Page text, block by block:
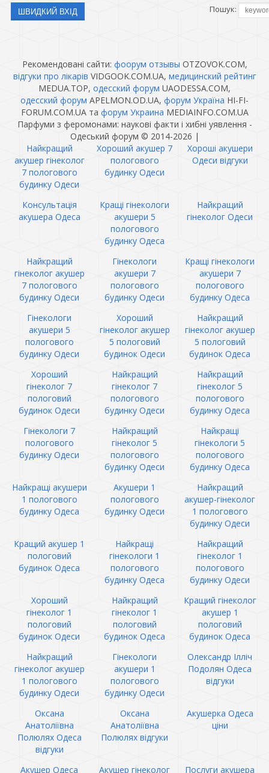
Пошук:
Рекомендовані сайти: фоорум отзывы OTZOVOK.COM,
відгуки про лікарів VIDGOOK.COM.UA, медицинский рейтинг
MEDUA.TOP, одесский форум UAODESSA.COM,
одесский форум APELMON.OD.UA, форум Україна HI-FI-
FORUM.COM.UA та форум Украина MEDIAINFO.COM.UA
Парфуми з феромонами: наукові факти і хибні уявлення -
Одеський форум © 2014-2026 |
Найкращий
акушер гінеколог
7 пологового
будинку Одеси
Хороший акушер 7
пологового
будинку Одеси
Хороші акушери
Одеси відгуки
Консультація
акушера Одеса
Кращі гінекологи
акушери 5
пологового
будинку Одеса
Найкращий
гінеколог Одеси
Найкращий
гінеколог акушер
7 пологового
будинку Одеси
Гінекологи
акушери 7
пологового
будинку Одеси
Кращі гінекологи
акушери 7
пологового
будинку Одеса
Гінекологи
акушери 5
пологового
будинку Одеси
Хороший
гінеколог акушер
5 пологовий
будинок Одеси
Найкращий
гінеколог акушер
5 пологовий
будинок Одеса
Хороший
гінеколог 7
пологовий
будинок Одеси
Найкращий
гінеколог 7
пологового
будинку Одеси
Найкращий
гінеколог 5
пологового
будинку Одеса
Гінекологи 7
пологового
будинку Одеси
Найкращий
гінеколог 5
пологового
будинку Одеси
Найкращі
гінекологи 5
пологового
будинку Одеса
Найкращі акушери
1 пологового
будинку Одеса
Акушери 1
пологового
будинку Одеси
Найкращий
акушер-гінеколог
1 пологового
будинку Одеси
Кращий акушер 1
пологовий
будинок Одеса
Найкращі
гінекологи 1
пологового
будинку Одеса
Найкращий
гінеколог 1
пологового
будинку Одеси
Хороший
гінеколог 1
пологовий
будинок Одеси
Найкращий
гінеколог 1
пологовий
будинок Одеса
Кращий гінеколог
акушер 1
пологовий
будинок Одеса
Найкращий
гінеколог акушер
1 пологового
будинку Одеси
Гінекологи
акушери 1
пологового
будинку Одеси
Олександр Ілліч
Подолян Одеса
відгуки
Оксана
Анатоліївна
Полюлях Одеса
відгуки
Оксана
Анатоліївна
Полюлях відгуки
Акушерка Одеса
ціни
Акушер Одеса
Акушер гінеколог
Послуги акушера